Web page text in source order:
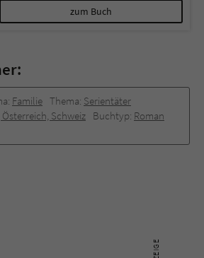
zum Buch
Familie Thema: Serientäter
Schweiz Buchtyp: Roman